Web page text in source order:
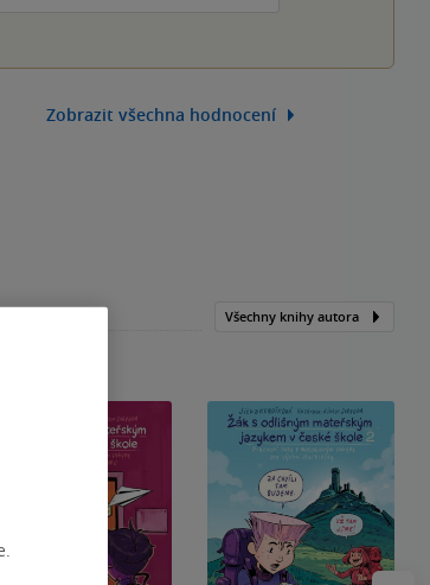
Zobrazit všechna hodnocení
Všechny knihy autora